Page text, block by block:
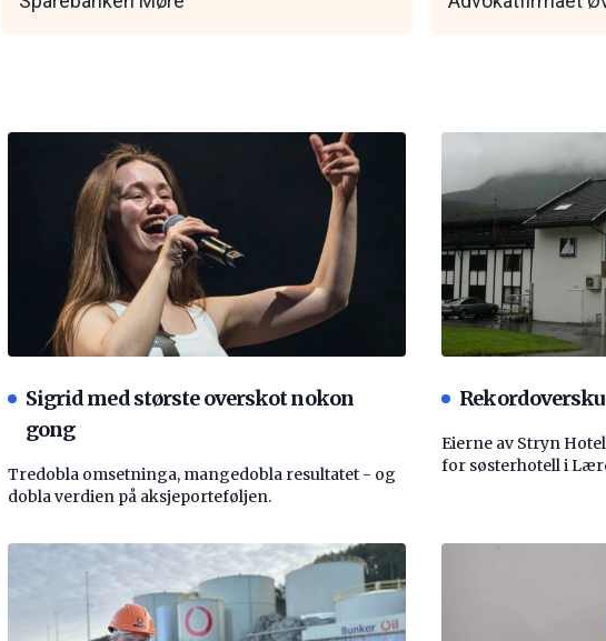
Sigrid med største overskot nokon
gong
Tredobla omsetninga, mangedobla resultatet - og
dobla verdien på aksjeporteføljen.
Eierne av Stryn
for søsterhotell i